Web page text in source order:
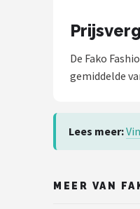
De Fako
gemiddelde
Lees meer:
MEER VAN